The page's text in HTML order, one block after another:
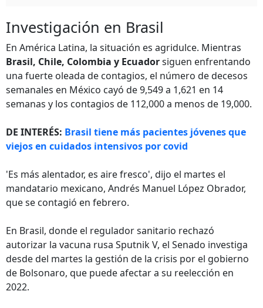
Investigación en Brasil
En América Latina, la situación es agridulce. Mientras
Brasil, Chile, Colombia y Ecuadorsiguen enfrentando
una fuerte oleada de contagios, el número de decesos
semanales en México cayó de 9,549 a 1,621 en 14
semanas y los contagios de 112,000 a menos de 19,000.
DE INTERÉS: Brasil tiene más pacientes jóvenes que
viejos en cuidados intensivos por covid
'Es más alentador, es aire fresco', dijo el martes el
mandatario mexicano, Andrés Manuel López Obrador,
que se contagió en febrero.
En Brasil, donde el regulador sanitario rechazó
autorizar la vacuna rusa Sputnik V, el Senado investiga
desde del martes la gestión de la crisis por el gobierno
de Bolsonaro, que puede afectar a su reelección en
2022.